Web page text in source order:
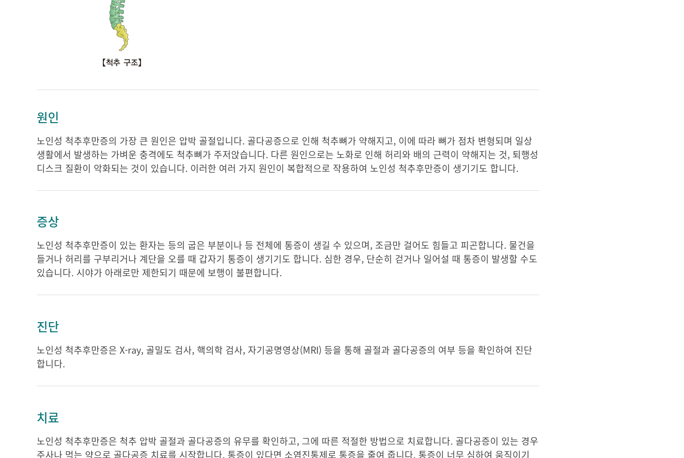
원인
노인성 척추후만증의 가장 큰 원인은 압박 골절입니다. 골다공증으로 인해 척추뼈가 약해지고, 이에 따라 뼈가 점차 변형되며 일상
생활에서 발생하는 가벼운 충격에도 척추뼈가 주저앉습니다. 다른 원인으로는 노화로 인해 허리와 배의 근력이 약해지는 것, 퇴행성
디스크 질환이 악화되는 것이 있습니다. 이러한 여러 가지 원인이 복합적으로 작용하여 노인성 척추후만증이 생기기도 합니다.
증상
노인성 척추후만증이 있는 환자는 등의 굽은 부분이나 등 전체에 통증이 생길 수 있으며, 조금만 걸어도 힘들고 피곤합니다. 물건을
들거나 허리를 구부리거나 계단을 오를 때 갑자기 통증이 생기기도 합니다. 심한 경우, 단순히 걷거나 일어설 때 통증이 발생할 수도
있습니다. 시야가 아래로만 제한되기 때문에 보행이 불편합니다.
진단
노인성 척추후만증은 X-ray, 골밀도 검사, 핵의학 검사, 자기공명영상(MRI) 등을 통해 골절과 골다공증의 여부 등을 확인하여 진단
합니다.
치료
노인성 척추후만증은 척추 압박 골절과 골다공증의 유무를 확인하고, 그에 따른 적절한 방법으로 치료합니다. 골다공증이 있는 경우
주사나 먹는 약으로 골다공증 치료를 시작합니다. 통증이 있다면 소염진통제로 통증을 줄여 줍니다. 통증이 너무 심하여 움직이기